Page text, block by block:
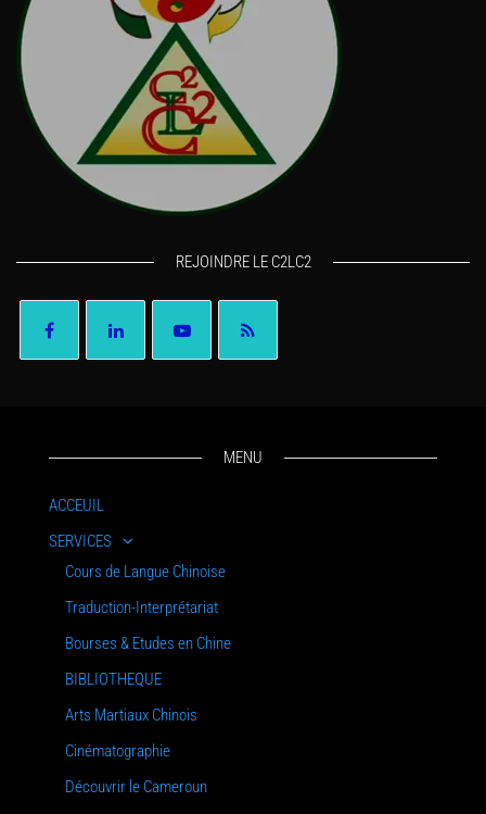
REJOINDRE LE C2LC2
MENU
ACCEUIL
SERVICES
Cours de Langue Chinoise
Traduction-Interprétariat
Bourses & Etudes en Chine
BIBLIOTHEQUE
Arts Martiaux Chinois
Cinématographie
Découvrir le Cameroun